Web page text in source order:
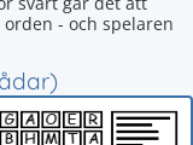
- och spelaren